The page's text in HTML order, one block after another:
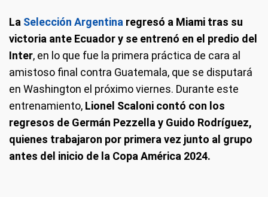
La Selección Argentina regresó a Miami tras su
victoria ante Ecuador y se entrenó en el predio del
Inter, en lo que fue la primera práctica de cara al
amistoso final contra Guatemala, que se disputará
en Washington el próximo viernes. Durante este
entrenamiento, Lionel Scaloni contó con los
regresos de Germán Pezzella y Guido Rodríguez,
quienes trabajaron por primera vez junto al grupo
antes del inicio de la Copa América 2024.